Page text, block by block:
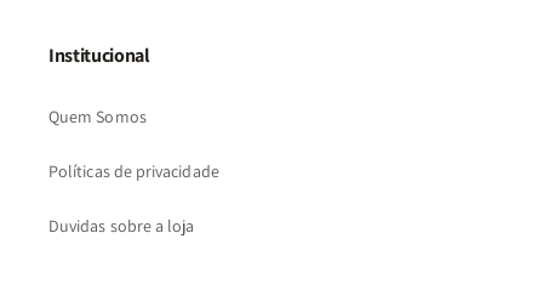
Institucional
Quem Somos
Políticas de privacidade
Duvidas sobre a loja